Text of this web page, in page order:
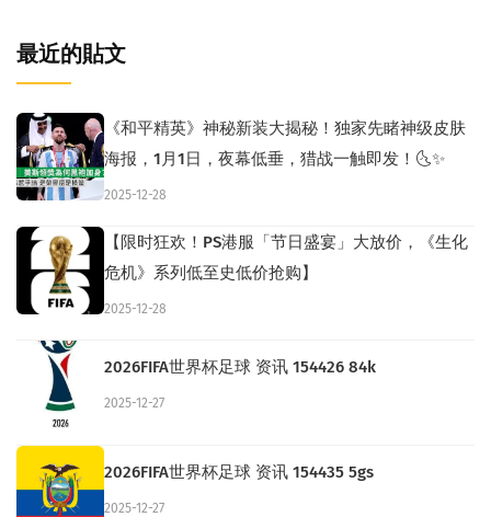
最近的貼文
《和平精英》神秘新装大揭秘！独家先睹神级皮肤
海报，1月1日，夜幕低垂，猎战一触即发！🌜✨
2025-12-28
【限时狂欢！PS港服「节日盛宴」大放价，《生化
危机》系列低至史低价抢购】
2025-12-28
2026FIFA世界杯足球 资讯 154426 84k
2025-12-27
2026FIFA世界杯足球 资讯 154435 5gs
2025-12-27